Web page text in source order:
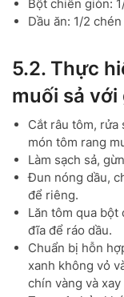
Bột chiên giòn:
Dầu ăn: 1/2 chén
5.2. Thực
muối sả với
Cắt râu tôm,
món tôm rang
Làm sạch sả,
Đun nóng dầu,
để riêng.
Lăn tôm qua
đĩa để ráo dầu.
Chuẩn bị hỗn
xanh không vỏ
chín vàng và